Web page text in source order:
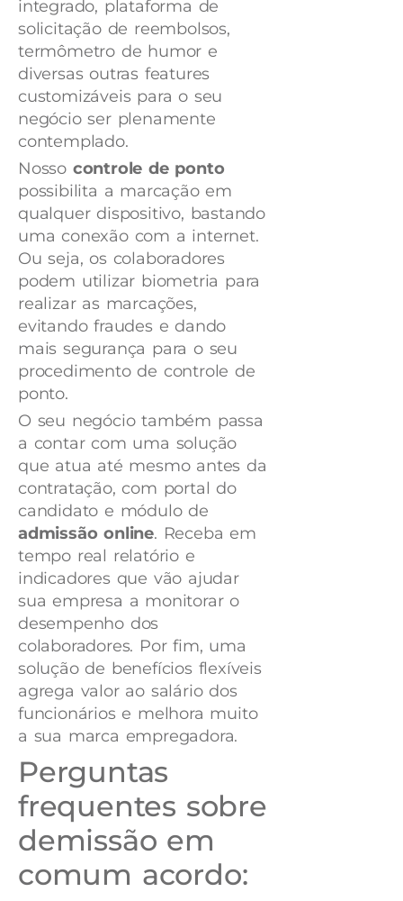
integrado, plataforma de
solicitação de reembolsos,
termômetro de humor e
diversas outras features
customizáveis para o seu
negócio ser plenamente
contemplado.
Nosso controle de ponto
possibilita a marcação em
qualquer dispositivo, bastando
uma conexão com a internet.
Ou seja, os colaboradores
podem utilizar biometria para
realizar as marcações,
evitando fraudes e dando
mais segurança para o seu
procedimento de controle de
ponto.
O seu negócio também passa
a contar com uma solução
que atua até mesmo antes da
contratação, com portal do
candidato e módulo de
admissão online. Receba em
tempo real relatório e
indicadores que vão ajudar
sua empresa a monitorar o
desempenho dos
colaboradores. Por fim, uma
solução de benefícios flexíveis
agrega valor ao salário dos
funcionários e melhora muito
a sua marca empregadora.
Perguntas
frequentes sobre
demissão em
comum acordo: